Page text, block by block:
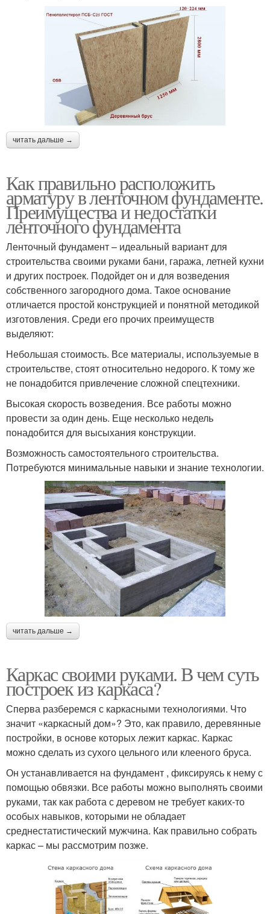
читать дальше →
Как правильно расположить
арматуру в ленточном фундаменте.
Преимущества и недостатки
ленточного фундамента
Ленточный фундамент – идеальный вариант для
строительства своими руками бани, гаража, летней кухни
и других построек. Подойдет он и для возведения
собственного загородного дома. Такое основание
отличается простой конструкцией и понятной методикой
изготовления. Среди его прочих преимуществ
выделяют:
Небольшая стоимость. Все материалы, используемые в
строительстве, стоят относительно недорого. К тому же
не понадобится привлечение сложной спецтехники.
Высокая скорость возведения. Все работы можно
провести за один день. Еще несколько недель
понадобится для высыхания конструкции.
Возможность самостоятельного строительства.
Потребуются минимальные навыки и знание технологии.
читать дальше →
Каркас своими руками. В чем суть
построек из каркаса?
Сперва разберемся с каркасными технологиями. Что
значит «каркасный дом»? Это, как правило, деревянные
постройки, в основе которых лежит каркас. Каркас
можно сделать из сухого цельного или клееного бруса.
Он устанавливается на фундамент , фиксируясь к нему с
помощью обвязки. Все работы можно выполнять своими
руками, так как работа с деревом не требует каких-то
особых навыков, которыми не обладает
среднестатистический мужчина. Как правильно собрать
каркас – мы рассмотрим позже.